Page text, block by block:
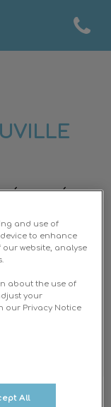
de Clinique
Open
and use of
to enhance
website, analyse
about the use of
your
our Privacy Notice
All